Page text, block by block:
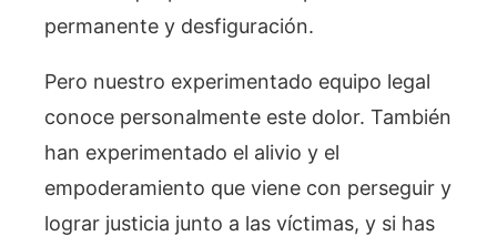
permanente y desfiguración.
Pero nuestro experimentado equipo legal
conoce personalmente este dolor. También
han experimentado el alivio y el
empoderamiento que viene con perseguir y
lograr justicia junto a las víctimas, y si has